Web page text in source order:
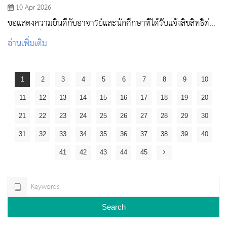
10 Apr 2026
ขอแสดงความยินดีกับอาจารย์และนักศึกษาที่ได้รับแจ้งลิขสิทธิ์ต่อ
กรมทรัพย์สินทางปัญญา
อ่านเพิ่มเติม
1 2 3 4 5 6 7 8 9 10
11 12 13 14 15 16 17 18 19 20
21 22 23 24 25 26 27 28 29 30
31 32 33 34 35 36 37 38 39 40
41 42 43 44 45
Search